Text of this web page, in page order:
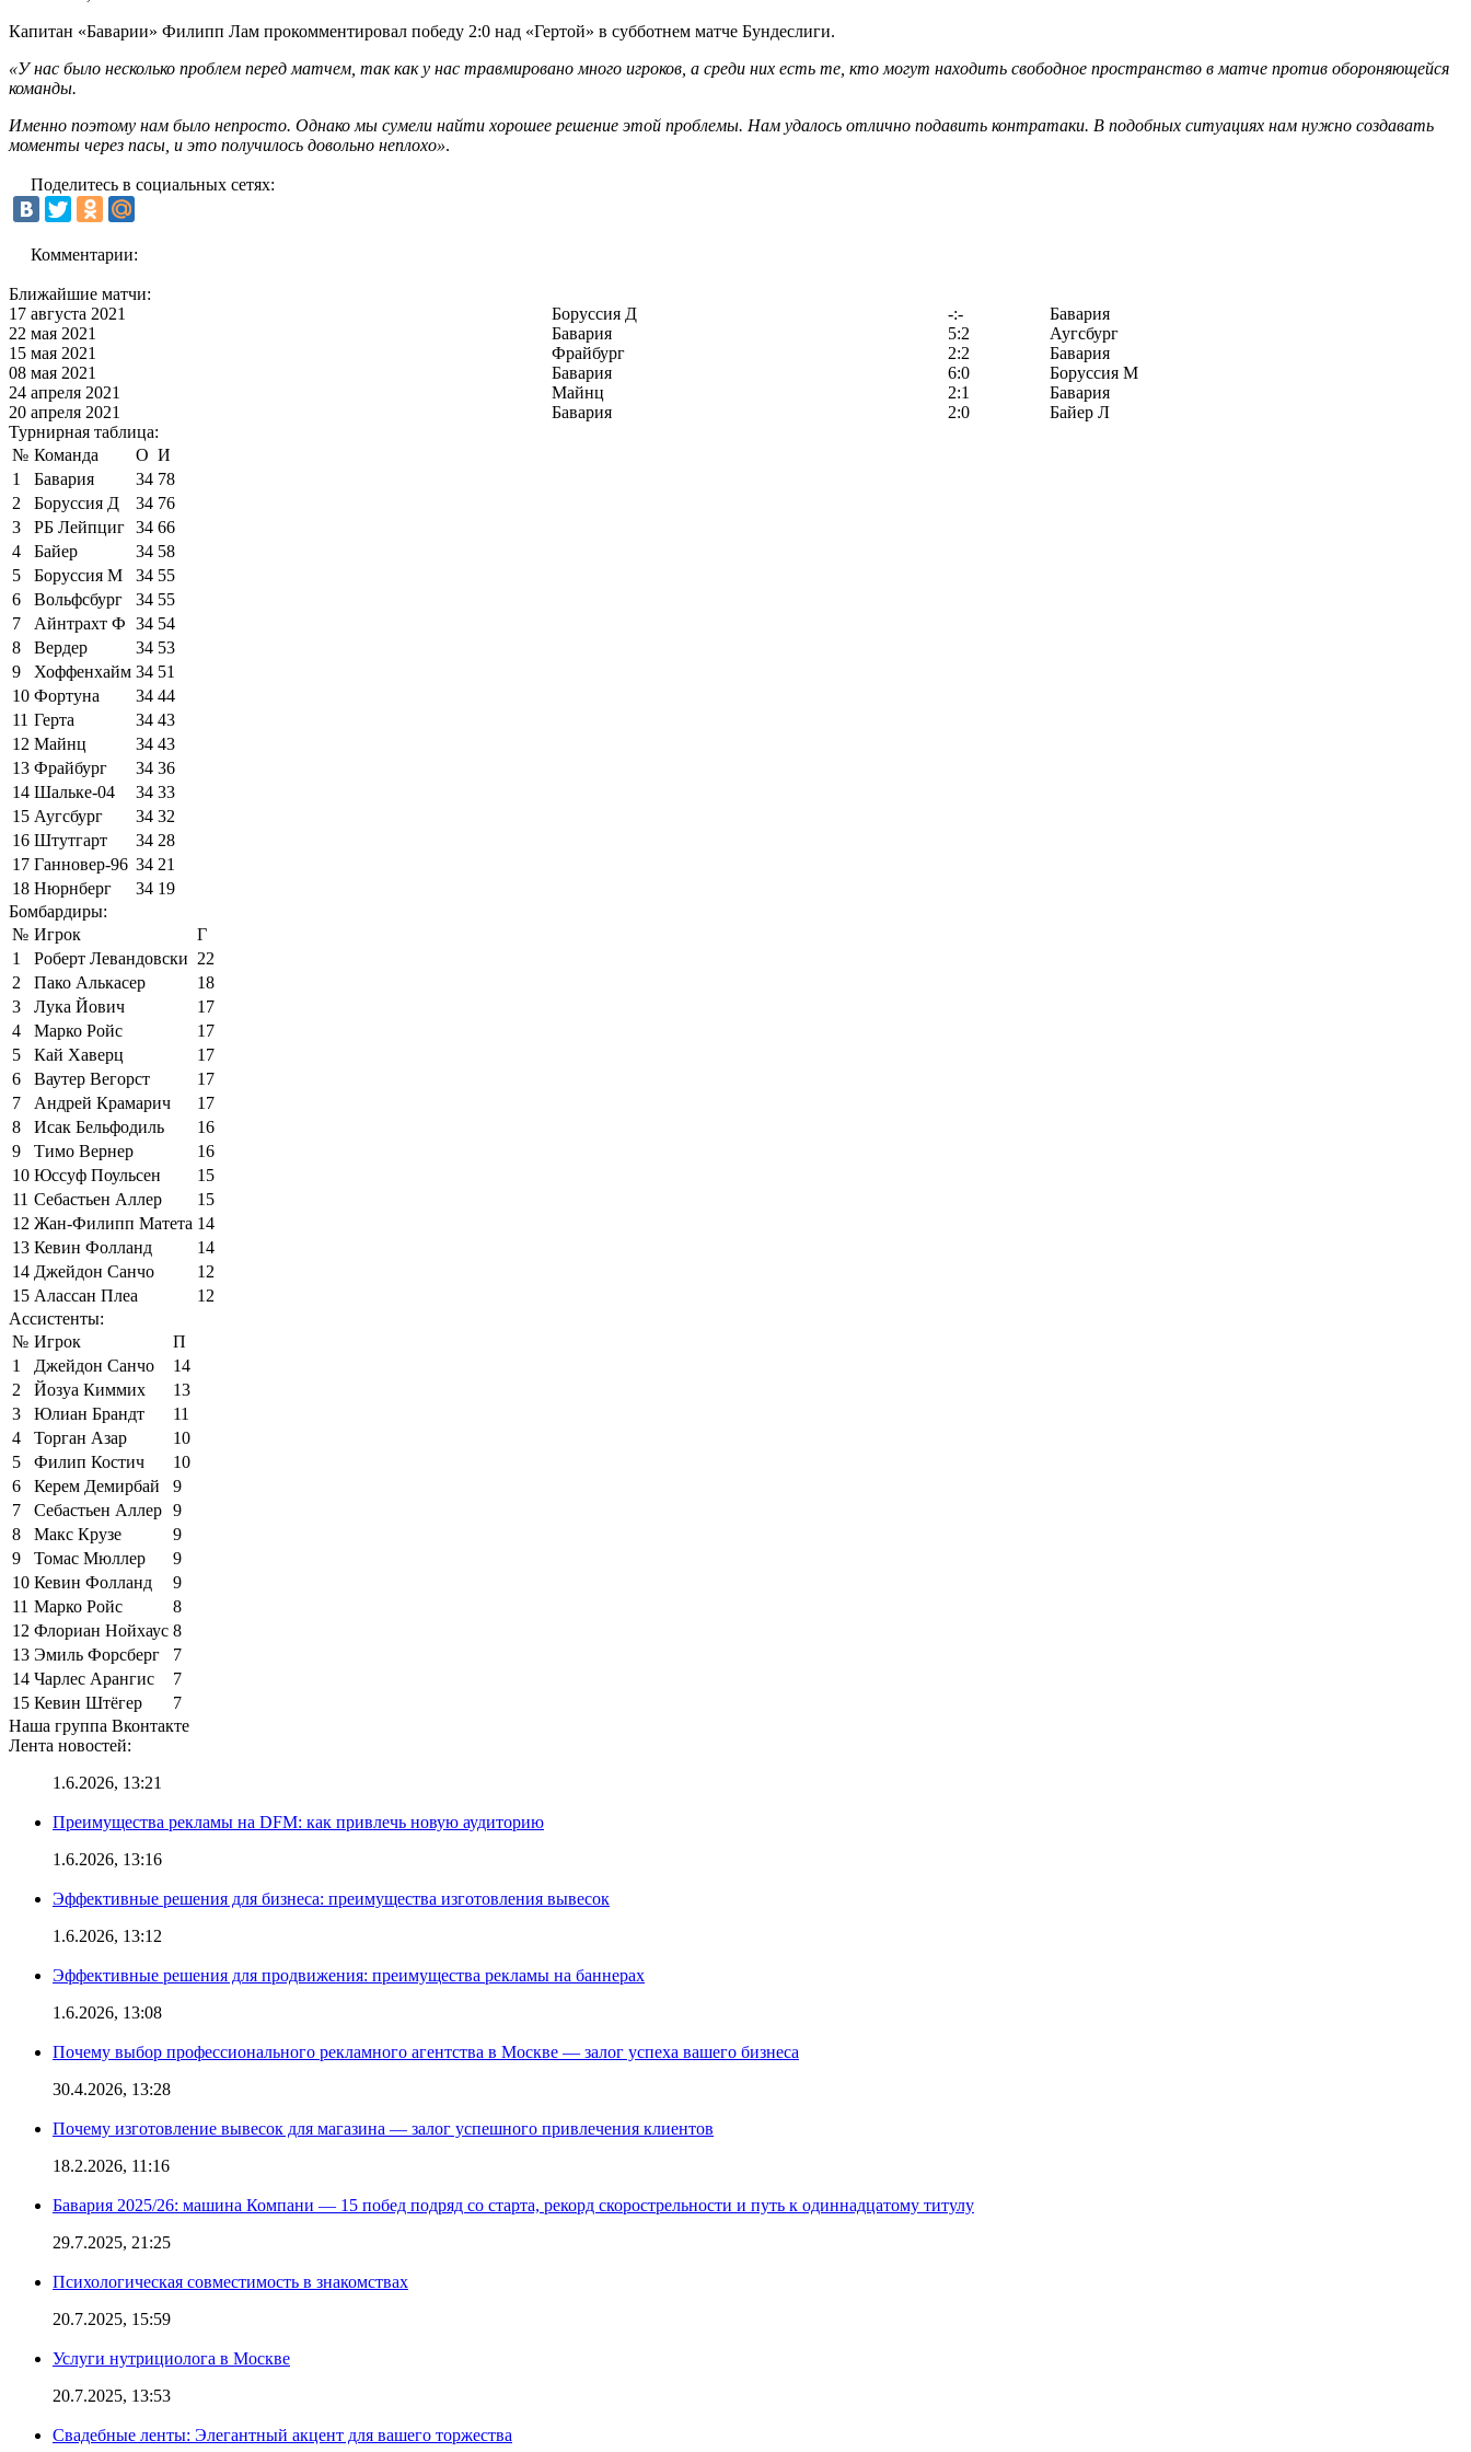
Капитан «Баварии» Филипп Лам прокомментировал победу 2:0 над «Гертой» в субботнем матче Бундеслиги.
«У нас было несколько проблем перед матчем, так как у нас травмировано много игроков, а среди них есть те, кто могут находить свободное пространство в матче против обороняющейся
команды.
Именно поэтому нам было непросто. Однако мы сумели найти хорошее решение этой проблемы. Нам удалось отлично подавить контратаки. В подобных ситуациях нам нужно создавать
моменты через пасы, и это получилось довольно неплохо».
Поделитесь в социальных сетях:
Комментарии:
Ближайшие матчи:
17 августа 2021
Боруссия Д -:-
Бавария
22 мая 2021
Бавария 5:2
Аугсбург
15 мая 2021
Фрайбург 2:2
Бавария
08 мая 2021
Бавария 6:0
Боруссия М
24 апреля 2021
Майнц 2:1
Бавария
20 апреля 2021
Бавария 2:0
Байер Л
Турнирная таблица:
№ Команда О И
1
Бавария 34 78
2
Боруссия Д 34 76
3
РБ Лейпциг 34 66
4
Байер 34 58
5
Боруссия М 34 55
6
Вольфсбург 34 55
7
Айнтрахт Ф 34 54
8
Вердер 34 53
9
Хоффенхайм 34 51
10 Фортуна 34 44
11 Герта 34 43
12 Майнц 34 43
13 Фрайбург 34 36
14 Шальке-04 34 33
15 Аугсбург 34 32
16 Штутгарт 34 28
17 Ганновер-96 34 21
18 Нюрнберг 34 19
Бомбардиры:
№ Игрок
Г
1
Роберт Левандовски 22
2
Пако Алькасер
18
3
Лука Йович
17
4
Марко Ройс
17
5
Кай Хаверц
17
6
Ваутер Вегорст
17
7
Андрей Крамарич
17
8
Исак Бельфодиль
16
9
Тимо Вернер
16
10 Юссуф Поульсен
15
11 Себастьен Аллер
15
12 Жан-Филипп Матета 14
13 Кевин Фолланд
14
14 Джейдон Санчо
12
15 Алассан Плеа
12
Ассистенты:
№ Игрок
П
1
Джейдон Санчо
14
2
Йозуа Киммих
13
3
Юлиан Брандт
11
4
Торган Азар
10
5
Филип Костич
10
6
Керем Демирбай
9
7
Себастьен Аллер 9
8
Макс Крузе
9
9
Томас Мюллер
9
10 Кевин Фолланд
9
11 Марко Ройс
8
12 Флориан Нойхаус 8
13 Эмиль Форсберг
7
14 Чарлес Арангис
7
15 Кевин Штёгер
7
Наша группа Вконтакте
Лента новостей:
1.6.2026, 13:21
Преимущества рекламы на DFM: как привлечь новую аудиторию
1.6.2026, 13:16
Эффективные решения для бизнеса: преимущества изготовления вывесок
1.6.2026, 13:12
Эффективные решения для продвижения: преимущества рекламы на баннерах
1.6.2026, 13:08
Почему выбор профессионального рекламного агентства в Москве — залог успеха вашего бизнеса
30.4.2026, 13:28
Почему изготовление вывесок для магазина — залог успешного привлечения клиентов
18.2.2026, 11:16
Бавария 2025/26: машина Компани — 15 побед подряд со старта, рекорд скорострельности и путь к одиннадцатому титулу
29.7.2025, 21:25
Психологическая совместимость в знакомствах
20.7.2025, 15:59
Услуги нутрициолога в Москве
20.7.2025, 13:53
Свадебные ленты: Элегантный акцент для вашего торжества